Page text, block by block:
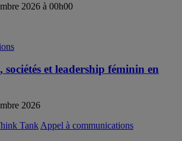
2026 à 00h00
et leadership féminin en
2026
Tank Appel à communications